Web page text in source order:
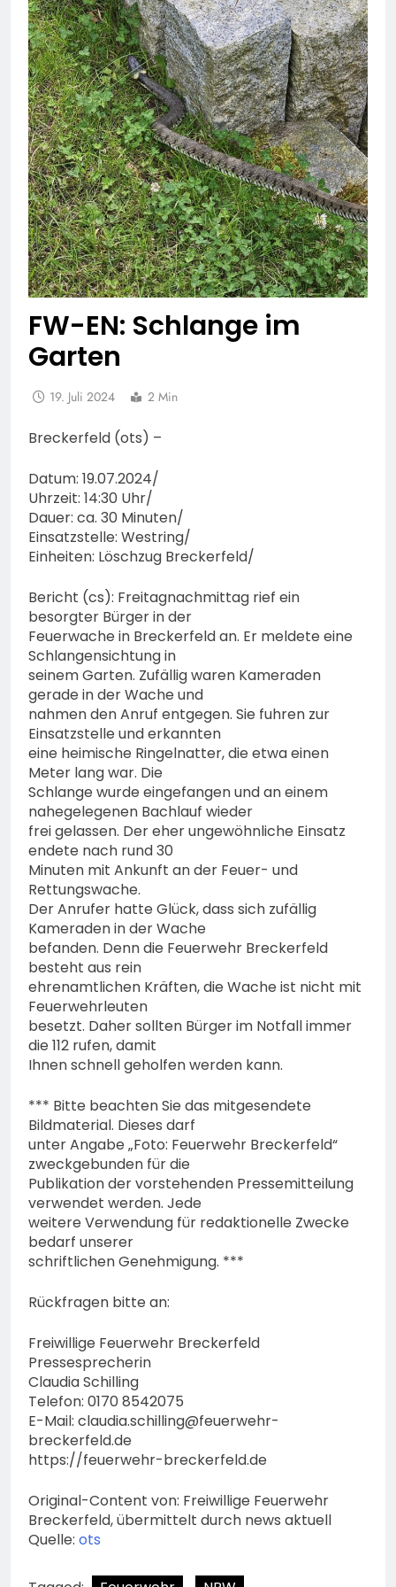
FW-EN: Schlange im
Garten
19. Juli 2024 2 Min
Breckerfeld (ots) –
Datum: 19.07.2024/
Uhrzeit: 14:30 Uhr/
Dauer: ca. 30 Minuten/
Einsatzstelle: Westring/
Einheiten: Löschzug Breckerfeld/
Bericht (cs): Freitagnachmittag rief ein
besorgter Bürger in der
Feuerwache in Breckerfeld an. Er meldete eine
Schlangensichtung in
seinem Garten. Zufällig waren Kameraden
gerade in der Wache und
nahmen den Anruf entgegen. Sie fuhren zur
Einsatzstelle und erkannten
eine heimische Ringelnatter, die etwa einen
Meter lang war. Die
Schlange wurde eingefangen und an einem
nahegelegenen Bachlauf wieder
frei gelassen. Der eher ungewöhnliche Einsatz
endete nach rund 30
Minuten mit Ankunft an der Feuer- und
Rettungswache.
Der Anrufer hatte Glück, dass sich zufällig
Kameraden in der Wache
befanden. Denn die Feuerwehr Breckerfeld
besteht aus rein
ehrenamtlichen Kräften, die Wache ist nicht mit
Feuerwehrleuten
besetzt. Daher sollten Bürger im Notfall immer
die 112 rufen, damit
Ihnen schnell geholfen werden kann.
*** Bitte beachten Sie das mitgesendete
Bildmaterial. Dieses darf
unter Angabe „Foto: Feuerwehr Breckerfeld“
zweckgebunden für die
Publikation der vorstehenden Pressemitteilung
verwendet werden. Jede
weitere Verwendung für redaktionelle Zwecke
bedarf unserer
schriftlichen Genehmigung. ***
Rückfragen bitte an:
Freiwillige Feuerwehr Breckerfeld
Pressesprecherin
Claudia Schilling
Telefon: 0170 8542075
E-Mail: claudia.schilling@feuerwehr-
breckerfeld.de
https://feuerwehr-breckerfeld.de
Original-Content von: Freiwillige Feuerwehr
Breckerfeld, übermittelt durch news aktuell
Quelle: ots